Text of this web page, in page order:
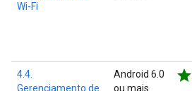
Wi-Fi
4.4.
Gerenciamento de
Android 6.0
ou mais
star